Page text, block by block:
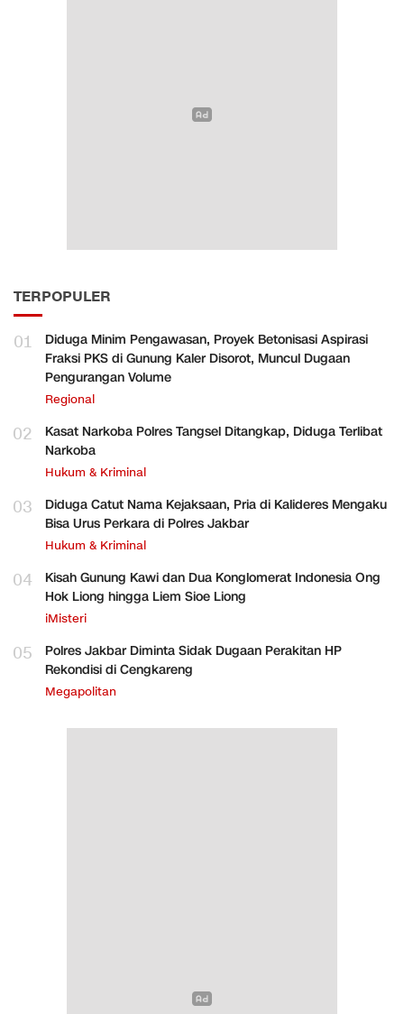
TERPOPULER
01
Diduga Minim Pengawasan, Proyek Betonisasi Aspirasi
Fraksi PKS di Gunung Kaler Disorot, Muncul Dugaan
Pengurangan Volume
Regional
02
Kasat Narkoba Polres Tangsel Ditangkap, Diduga Terlibat
Narkoba
Hukum & Kriminal
03
Diduga Catut Nama Kejaksaan, Pria di Kalideres Mengaku
Bisa Urus Perkara di Polres Jakbar
Hukum & Kriminal
04
Kisah Gunung Kawi dan Dua Konglomerat Indonesia Ong
Hok Liong hingga Liem Sioe Liong
iMisteri
05
Polres Jakbar Diminta Sidak Dugaan Perakitan HP
Rekondisi di Cengkareng
Megapolitan